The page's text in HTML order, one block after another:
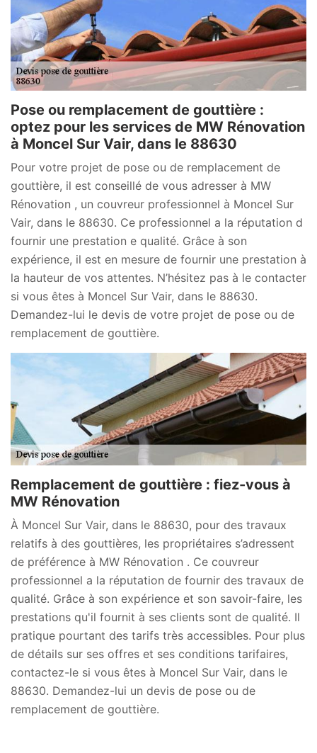
Pose ou remplacement de gouttière :
optez pour les services de MW Rénovation
à Moncel Sur Vair, dans le 88630
Pour votre projet de pose ou de remplacement de
gouttière, il est conseillé de vous adresser à MW
Rénovation , un couvreur professionnel à Moncel Sur
Vair, dans le 88630. Ce professionnel a la réputation d
fournir une prestation e qualité. Grâce à son
expérience, il est en mesure de fournir une prestation à
la hauteur de vos attentes. N’hésitez pas à le contacter
si vous êtes à Moncel Sur Vair, dans le 88630.
Demandez-lui le devis de votre projet de pose ou de
remplacement de gouttière.
Remplacement de gouttière : fiez-vous à
MW Rénovation
À Moncel Sur Vair, dans le 88630, pour des travaux
relatifs à des gouttières, les propriétaires s’adressent
de préférence à MW Rénovation . Ce couvreur
professionnel a la réputation de fournir des travaux de
qualité. Grâce à son expérience et son savoir-faire, les
prestations qu'il fournit à ses clients sont de qualité. Il
pratique pourtant des tarifs très accessibles. Pour plus
de détails sur ses offres et ses conditions tarifaires,
contactez-le si vous êtes à Moncel Sur Vair, dans le
88630. Demandez-lui un devis de pose ou de
remplacement de gouttière.